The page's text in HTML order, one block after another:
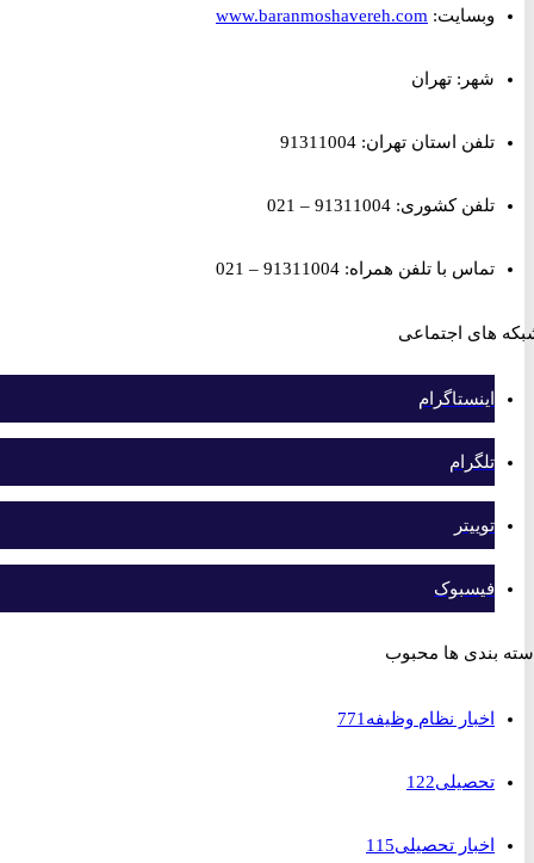
وبسایت:www.baranmoshavereh.com
شهر: تهران
تلفن استان تهران: 91311004
تلفن کشوری: 91311004 – 021
تماس با تلفن همراه: 91311004 – 021
اجتماعی
اینستاگرام
تلگرام
توییتر
فیسبوک
ها محبوب
اخبار نظام وظیفه771
تحصیلی122
اخبار تحصیلی115